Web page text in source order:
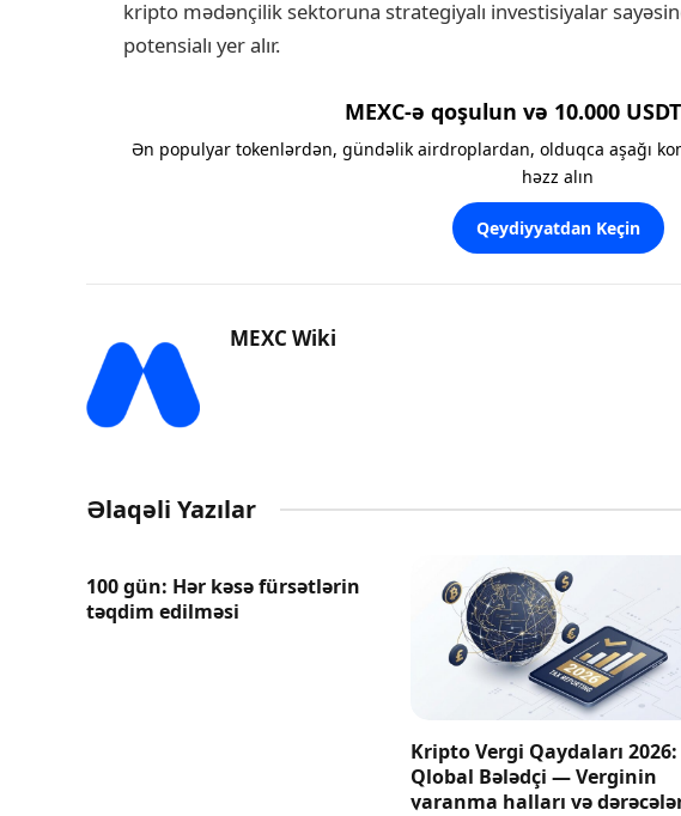
kripto mədənçilik sektoruna strategiyalı investisiyalar
potensialı yer alır.
MEXC-ə qoşulun və 10.000
Ən populyar tokenlərdən, gündəlik airdroplardan, olduqca aşağı
həzz alın
Qeydiyyatdan Keçin
MEXC Wiki
Əlaqəli Yazılar
100 gün: Hər kəsə fürsətlərin
təqdim edilməsi
Kripto Vergi Qaydaları 2026:
Qlobal Bələdçi — Verginin
yaranma halları və